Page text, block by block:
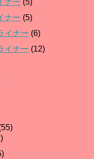
ナー (5)
ナー (5)
イナー (6)
イナー (12)